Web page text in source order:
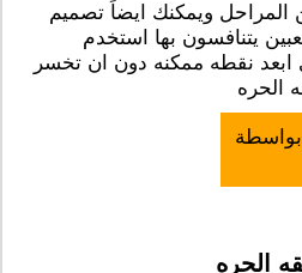
المراحل ويمكنك ايضاً تصميم
يتنافسون بها استخدم
ابعد نقطه ممكنه دون ان تخسر
الحره
الحره